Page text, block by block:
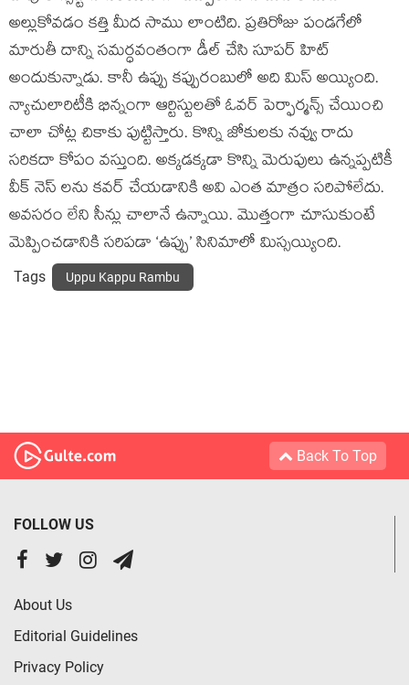
అల్లుకోవడం కత్తి మీద సాము లాంటిది. ప్రతిరోజు పండగేలో
మారుతీ దాన్ని సమర్ధవంతంగా డీల్ చేసి సూపర్ హిట్
అందుకున్నాడు. కానీ ఉప్పు కప్పురంబులో అది మిస్ అయ్యింది.
న్యాచులారిటీకి భిన్నంగా ఆర్టిస్టులతో ఓవర్ పెర్ఫార్మన్స్ చేయించి
చాలా చోట్ల చికాకు పుట్టిస్తారు. కొన్ని జోకులకు నవ్వు రాదు
సరికదా కోపం వస్తుంది. అక్కడక్కడా కొన్ని మెరుపులు ఉన్నప్పటికీ
వీక్ నెస్ లను కవర్ చేయడానికి అవి ఎంత మాత్రం సరిపోలేదు.
అవసరం లేని సీన్లు చాలానే ఉన్నాయి. మొత్తంగా చూసుకుంటే
మెప్పించడానికి సరిపడా ‘ఉప్పు’ సినిమాలో మిస్సయ్యింది.
Tags Uppu Kappu Rambu
Back To Top
FOLLOW US
About Us
Editorial Guidelines
Privacy Policy